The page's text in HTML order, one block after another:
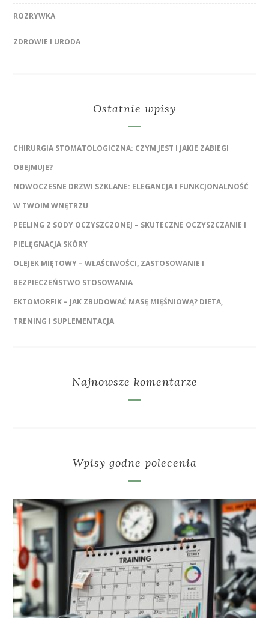
ROZRYWKA
ZDROWIE I URODA
Ostatnie wpisy
CHIRURGIA STOMATOLOGICZNA: CZYM JEST I JAKIE ZABIEGI
OBEJMUJE?
NOWOCZESNE DRZWI SZKLANE: ELEGANCJA I FUNKCJONALNOŚĆ
W TWOIM WNĘTRZU
PEELING Z SODY OCZYSZCZONEJ – SKUTECZNE OCZYSZCZANIE I
PIELĘGNACJA SKÓRY
OLEJEK MIĘTOWY – WŁAŚCIWOŚCI, ZASTOSOWANIE I
BEZPIECZEŃSTWO STOSOWANIA
EKTOMORFIK – JAK ZBUDOWAĆ MASĘ MIĘŚNIOWĄ? DIETA,
TRENING I SUPLEMENTACJA
Najnowsze komentarze
Wpisy godne polecenia